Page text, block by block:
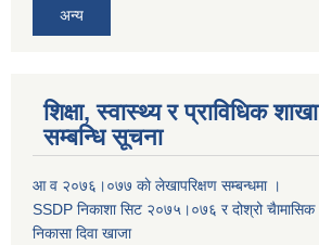
अन्य
शिक्षा, स्वास्थ्य र प्राविधिक शाखा
सम्बन्धि सूचना
आ व २०७६।०७७ काे लेखापरिक्षण सम्बन्धमा ।
SSDP निकाशा सिट २०७५।०७६ र दोश्रो चैामासिक
निकासा दिवा खाजा